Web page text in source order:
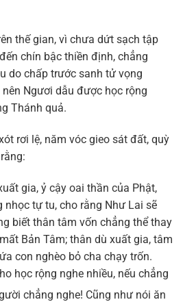
thế gian, vì chưa dứt sạch tập
chín bậc thiền định, chẳng
do chấp trước sanh tử vọng
Ngươi dẫu được học rộng
Thánh quả.
rơi lệ, năm vóc gieo sát đất, quỳ
gia, ỷ cậy oai thần của Phật,
tự tu, cho rằng Như Lai sẽ
biết thân tâm vốn chẳng thể thay
Bản Tâm; thân dù xuất gia, tâm
con nghèo bỏ cha chạy trốn.
học rộng nghe nhiều, nếu chẳng
chẳng nghe! Cũng như nói ăn